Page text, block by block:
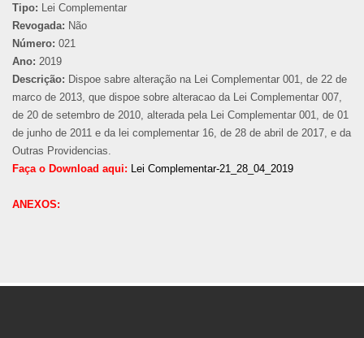
Tipo: Lei Complementar
Revogada: Não
Número: 021
Ano: 2019
Descrição: Dispoe sabre alteração na Lei Complementar 001, de 22 de
marco de 2013, que dispoe sobre alteracao da Lei Complementar 007,
de 20 de setembro de 2010, alterada pela Lei Complementar 001, de 01
de junho de 2011 e da lei complementar 16, de 28 de abril de 2017, e da
Outras Providencias.
Faça o Download aqui: Lei Complementar-21_28_04_2019
ANEXOS: